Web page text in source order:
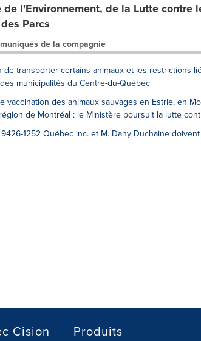
de l'Environnement, de la Lutte contre
Parcs
de la compagnie
de transporter certains animaux et les restrictions
municipalités du Centre-du-Québec
vaccination des animaux sauvages en Estrie, en
de Montréal : le Ministère poursuit la lutte
1252 Québec inc. et M. Dany Duchaine
Cision Produits